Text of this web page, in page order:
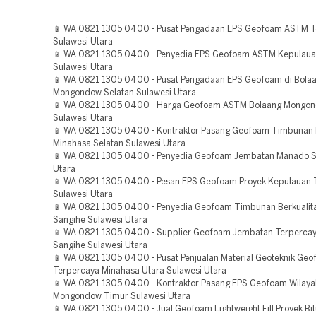
📱 WA 0821 1305 0400 - Pusat Pengadaan EPS Geofoam ASTM
Sulawesi Utara
📱 WA 0821 1305 0400 - Penyedia EPS Geofoam ASTM
Sulawesi Utara
📱 WA 0821 1305 0400 - Pusat Pengadaan EPS Geofoam di
Mongondow Selatan Sulawesi Utara
📱 WA 0821 1305 0400 - Harga Geofoam ASTM Bolaang
Sulawesi Utara
📱 WA 0821 1305 0400 - Kontraktor Pasang Geofoam Timbunan
Minahasa Selatan Sulawesi Utara
📱 WA 0821 1305 0400 - Penyedia Geofoam Jembatan Manado
Utara
📱 WA 0821 1305 0400 - Pesan EPS Geofoam Proyek Kepulauan
Sulawesi Utara
📱 WA 0821 1305 0400 - Penyedia Geofoam Timbunan
Sangihe Sulawesi Utara
📱 WA 0821 1305 0400 - Supplier Geofoam Jembatan
Sangihe Sulawesi Utara
📱 WA 0821 1305 0400 - Pusat Penjualan Material Geoteknik
Terpercaya Minahasa Utara Sulawesi Utara
📱 WA 0821 1305 0400 - Kontraktor Pasang EPS Geofoam
Mongondow Timur Sulawesi Utara
📱 WA 0821 1305 0400 - Jual Geofoam Lightweight Fill Proyek